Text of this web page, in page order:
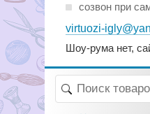
созвон при
virtuozi-
Шоу-рума нет,